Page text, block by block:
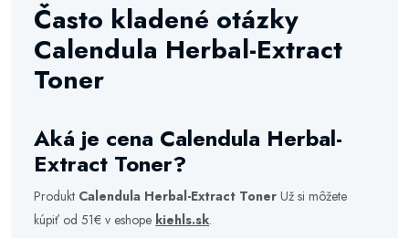
Často kladené otázky
Calendula Herbal-Extract
Toner
Aká je cena Calendula Herbal-
Extract Toner?
Produkt Calendula Herbal-Extract Toner Už si môžete
kúpiť od 51€ v eshope kiehls.sk.